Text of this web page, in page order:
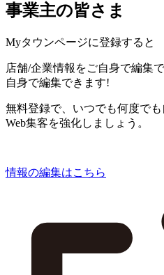
事業主の皆さま
Myタウンページに登録すると
店舗/企業情報をご自身で編集
自身で編集できます!
無料登録で、いつでも何度で
Web集客を強化しましょう。
情報の編集はこちら